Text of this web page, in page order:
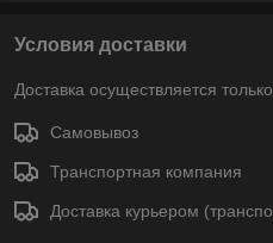
Условия доставки
Доставка осуществляется
Самовывоз
Транспортная компания
Доставка курьером